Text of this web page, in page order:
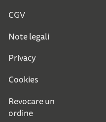
CGV
Note legali
Privacy
Cookies
Revocare un
ordine